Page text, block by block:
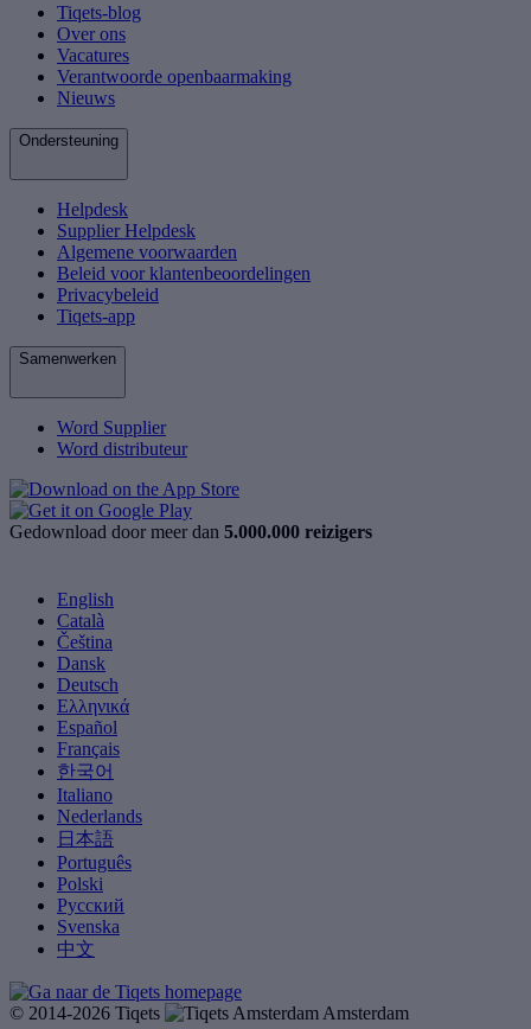
Tiqets-blog
Over ons
Vacatures
Verantwoorde openbaarmaking
Nieuws
Ondersteuning
Helpdesk
Supplier Helpdesk
Algemene voorwaarden
Beleid voor klantenbeoordelingen
Privacybeleid
Tiqets-app
Samenwerken
Word Supplier
Word distributeur
Gedownload door meer dan 5.000.000 reizigers
English
Català
Čeština
Dansk
Deutsch
Ελληνικά
Español
Français
한국어
Italiano
Nederlands
日本語
Português
Polski
Русский
Svenska
中文
© 2014-2026 Tiqets
Amsterdam